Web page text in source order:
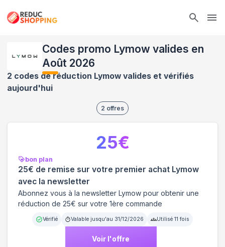
Codes promo Lymow valides en
Août 2026
2 codes de réduction Lymow valides et vérifiés
aujourd'hui
2 offres
bon plan
25€ de remise sur votre premier achat Lymow
avec la newsletter
Abonnez vous à la newsletter Lymow pour obtenir une
réduction de 25€ sur votre 1ère commande
Vérifié Valable jusqu'au 31/12/2026 Utilisé 11 fois
Voir l'offre
25€